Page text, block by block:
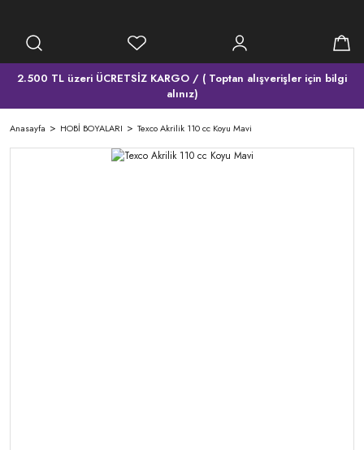
2.500 TL üzeri ÜCRETSİZ KARGO / ( Toptan alışverişler için bilgi
alınız)
Anasayfa HOBİ BOYALARI Texco Akrilik 110 cc Koyu Mavi